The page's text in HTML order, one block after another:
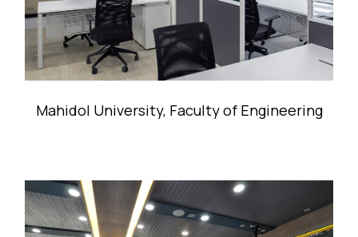
Mahidol University, Faculty of Engineering